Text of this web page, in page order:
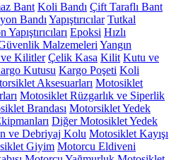
Bant Koli Bandı Çift Taraflı Bant
Bandı Yapıştırıcılar Tutkal
Yapıştırıcıları Epoksi Hızlı
Malzemeleri Yangın
Kilitler Çelik Kasa Kilit Kutu ve
Kutusu Kargo Poşeti Koli
Aksesuarları Motosiklet
Motosiklet Rüzgarlık ve Siperlik
Brandası Motorsiklet Yedek
Diğer Motosiklet Yedek
ve Debriyaj Kolu Motosiklet Kayışı
Giyim Motorcu Eldiveni